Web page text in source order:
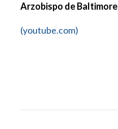
Arzobispo de Baltimore
(youtube.com)